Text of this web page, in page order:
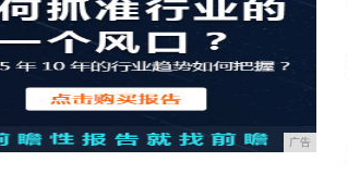
广告